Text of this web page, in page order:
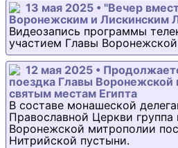
13 мая 2025 • "Вечер
Воронежским и Лискинским
Видеозапись программы
участием Главы
12 мая 2025 •
поездка Главы Воронежской
святым местам Египта
В составе монашеской
Православной Церкви группа
Воронежской митрополии
Нитрийской пустыни.